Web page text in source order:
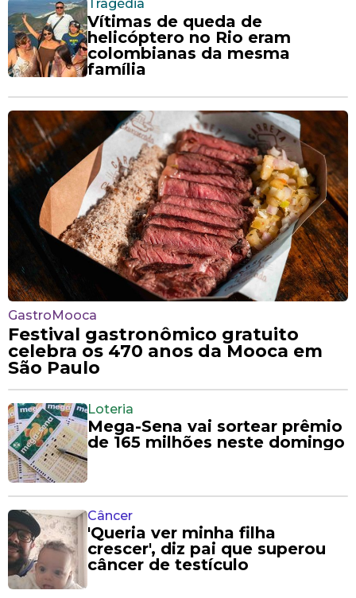
Tragédia
Vítimas de queda de
helicóptero no Rio eram
colombianas da mesma
família
GastroMooca
Festival gastronômico gratuito
celebra os 470 anos da Mooca em
São Paulo
Loteria
Mega-Sena vai sortear prêmio
de 165 milhões neste domingo
Câncer
'Queria ver minha filha
crescer', diz pai que superou
câncer de testículo